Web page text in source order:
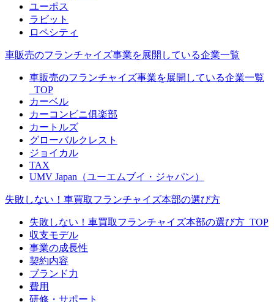
ユーポス
ラビット
ロペシティ
車販売のフランチャイズ事業を展開している企業一覧
車販売のフランチャイズ事業を展開している企業一覧
_TOP
カーベル
カーコンビニ俱楽部
カートルズ
グローバルクレスト
ジョイカル
TAX
UMV Japan（ユーエムブイ・ジャパン）
失敗しない！車買取フランチャイズ本部の選び方
失敗しない！車買取フランチャイズ本部の選び方_TOP
収支モデル
事業の成長性
契約内容
ブランド力
費用
研修・サポート